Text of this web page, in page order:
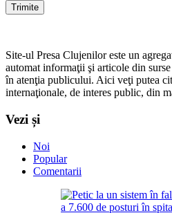
Site-ul Presa Clujenilor este un
automat informaţii şi articole din
în atenţia publicului. Aici veţi putea
internaţionale, de interes public, din
Vezi și
Noi
Popular
Comentarii